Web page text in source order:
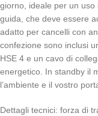
giorno, ideale per un
guida, che deve essere
adatto per cancelli con
confezione sono inclusi
HSE 4 e un cavo di
energetico. In standby il
l’ambiente e il vostro
Dettagli tecnici: forza di